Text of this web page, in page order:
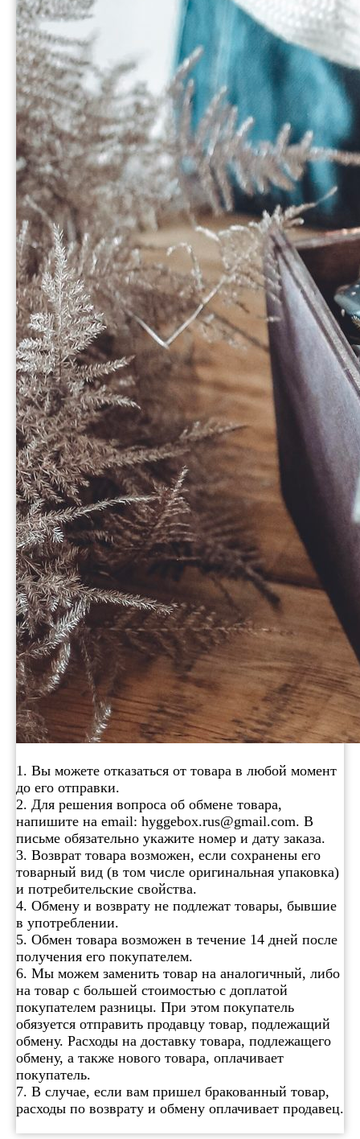
1. Вы можете отказаться от товара в любой момент
до его отправки.
2. Для решения вопроса об обмене товара,
напишите на email: hyggebox.rus@gmail.com. В
письме обязательно укажите номер и дату заказа.
3. Возврат товара возможен, если сохранены его
товарный вид (в том числе оригинальная упаковка)
и потребительские свойства.
4. Обмену и возврату не подлежат товары, бывшие
в употреблении.
5. Обмен товара возможен в течение 14 дней после
получения его покупателем.
6. Мы можем заменить товар на аналогичный, либо
на товар с большей стоимостью с доплатой
покупателем разницы. При этом покупатель
обязуется отправить продавцу товар, подлежащий
обмену. Расходы на доставку товара, подлежащего
обмену, а также нового товара, оплачивает
покупатель.
7. В случае, если вам пришел бракованный товар,
расходы по возврату и обмену оплачивает продавец.